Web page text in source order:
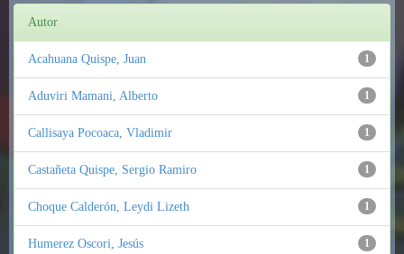
Autor
1
Acahuana Quispe, Juan
1
Aduviri Mamani, Alberto
1
Callisaya Pocoaca, Vladimir
1
Castañeta Quispe, Sergio Ramiro
1
Choque Calderón, Leydi Lizeth
1
Humerez Oscori, Jesús